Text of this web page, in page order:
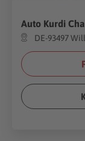
Auto Kurdi
DE-93497